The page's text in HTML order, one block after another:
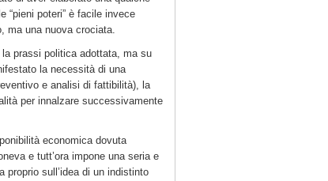
“pieni poteri” è facile invece
ma una nuova crociata.
prassi politica adottata, ma su
la necessità di una
e analisi di fattibilità), la
per innalzare successivamente
economica dovuta
e tutt’ora impone una seria e
proprio sull’idea di un indistinto